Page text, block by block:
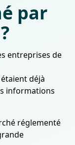
par
entreprises de
déjà
informations
réglementé